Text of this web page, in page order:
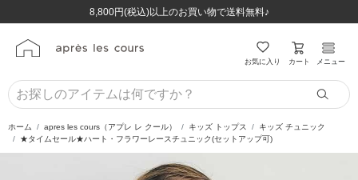
8,800円(税込)以上のお買い物で送料無料♪
ほぼ全品半額！！8/12(水)お昼12:59まで！！
8,800円(税込)以上のお買い物で送料無料♪
ほぼ全品半額！！8/12(水)お昼12:59まで！！
お気に入り カート メニュー
ホーム apres les cours（アプレ レ クール） キッズ トップス
キッズ チュニック
★タイムセール★ハート・フラワーレースチュニック(セットアップ可)